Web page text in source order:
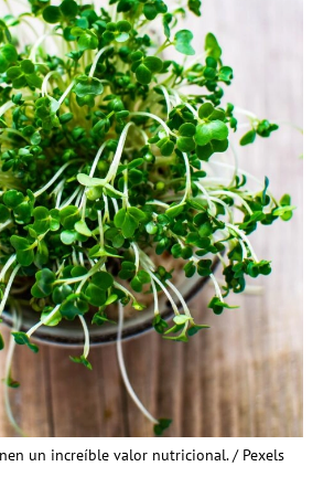
un increíble valor nutricional. / Pexels